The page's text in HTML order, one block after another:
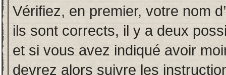
Vérifiez, en premier, votre nom
ils sont corrects, il y a deux
et si vous avez indiqué avoir
devrez alors suivre les